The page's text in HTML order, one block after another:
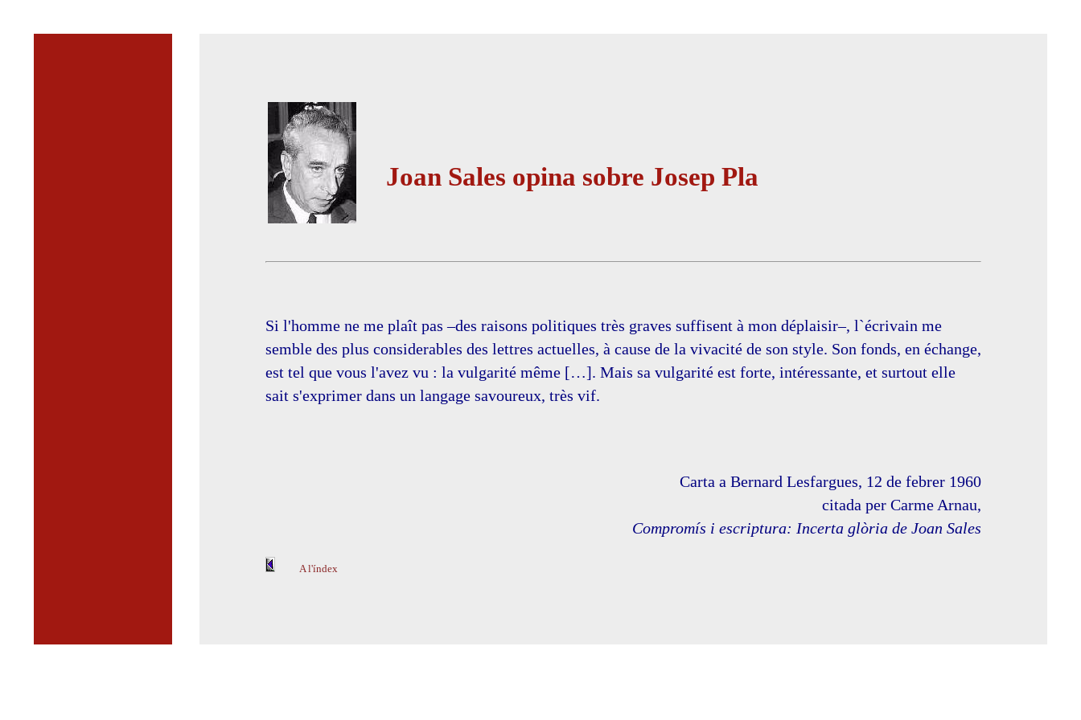
Joan Sales opina sobre Josep Pla
Si l'homme ne me plaît pas –des raisons politiques très graves suffisent à mon déplaisir–, l`écrivain me
semble des plus considerables des lettres actuelles, à cause de la vivacité de son style. Son fonds, en échange,
est tel que vous l'avez vu : la vulgarité même […]. Mais sa vulgarité est forte, intéressante, et surtout elle
sait s'exprimer dans un langage savoureux, très vif.
Carta a Bernard Lesfargues, 12 de febrer 1960
citada per Carme Arnau,
Compromís i escriptura: Incerta glòria de Joan Sales
A l'índex